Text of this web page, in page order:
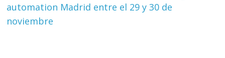
automation Madrid entre el 29 y 30 de
noviembre